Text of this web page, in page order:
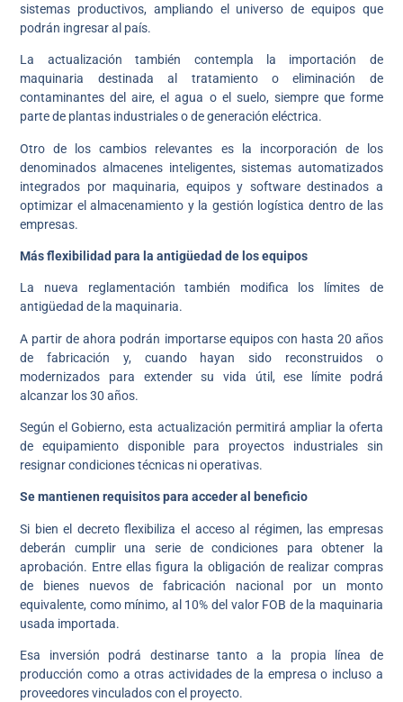
sistemas productivos, ampliando el universo de equipos que
podrán ingresar al país.
La actualización también contempla la importación de
maquinaria destinada al tratamiento o eliminación de
contaminantes del aire, el agua o el suelo, siempre que forme
parte de plantas industriales o de generación eléctrica.
Otro de los cambios relevantes es la incorporación de los
denominados almacenes inteligentes, sistemas automatizados
integrados por maquinaria, equipos y software destinados a
optimizar el almacenamiento y la gestión logística dentro de las
empresas.
Más flexibilidad para la antigüedad de los equipos
La nueva reglamentación también modifica los límites de
antigüedad de la maquinaria.
A partir de ahora podrán importarse equipos con hasta 20 años
de fabricación y, cuando hayan sido reconstruidos o
modernizados para extender su vida útil, ese límite podrá
alcanzar los 30 años.
Según el Gobierno, esta actualización permitirá ampliar la oferta
de equipamiento disponible para proyectos industriales sin
resignar condiciones técnicas ni operativas.
Se mantienen requisitos para acceder al beneficio
Si bien el decreto flexibiliza el acceso al régimen, las empresas
deberán cumplir una serie de condiciones para obtener la
aprobación. Entre ellas figura la obligación de realizar compras
de bienes nuevos de fabricación nacional por un monto
equivalente, como mínimo, al 10% del valor FOB de la maquinaria
usada importada.
Esa inversión podrá destinarse tanto a la propia línea de
producción como a otras actividades de la empresa o incluso a
proveedores vinculados con el proyecto.